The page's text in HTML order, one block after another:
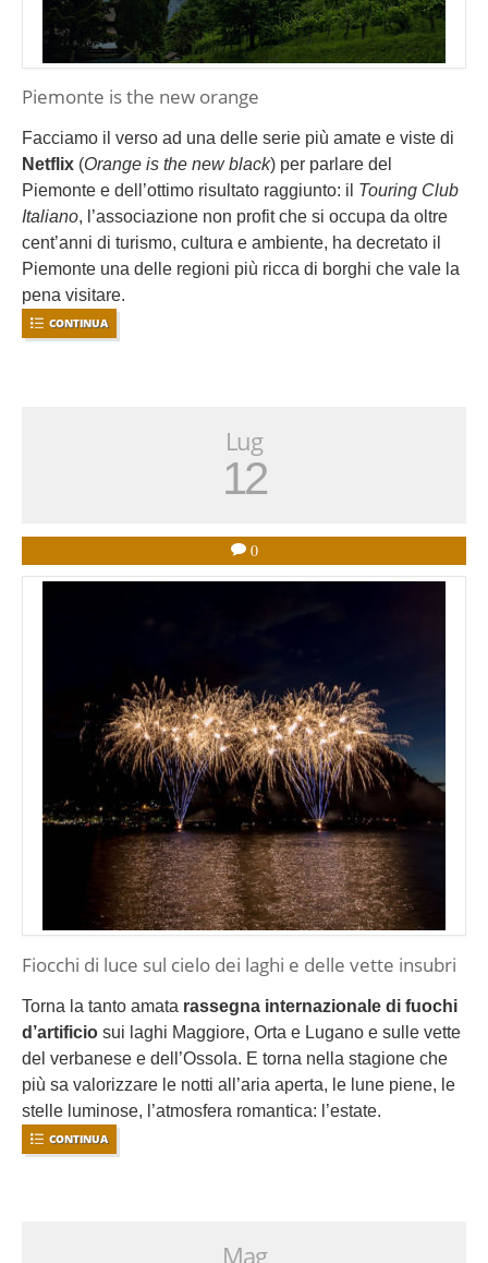
Piemonte is the new orange
Facciamo il verso ad una delle serie più amate e viste di
Netflix (Orange is the new black) per parlare del
Piemonte e dell’ottimo risultato raggiunto: il Touring Club
Italiano, l’associazione non profit che si occupa da oltre
cent’anni di turismo, cultura e ambiente, ha decretato il
Piemonte una delle regioni più ricca di borghi che vale la
pena visitare.
CONTINUA
Lug
12
0
Fiocchi di luce sul cielo dei laghi e delle vette insubri
Torna la tanto amata rassegna internazionale di fuochi
d’artificio sui laghi Maggiore, Orta e Lugano e sulle vette
del verbanese e dell’Ossola. E torna nella stagione che
più sa valorizzare le notti all’aria aperta, le lune piene, le
stelle luminose, l’atmosfera romantica: l’estate.
CONTINUA
Mag